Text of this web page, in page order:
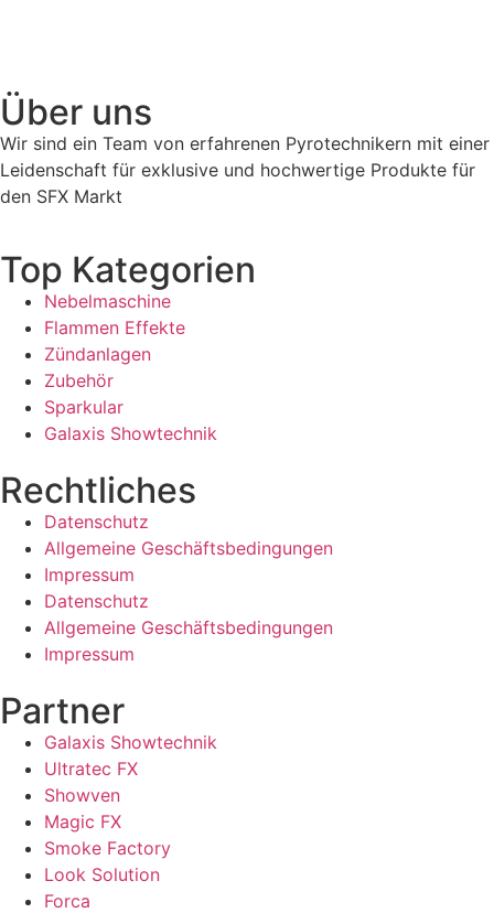
Über uns
Wir sind ein Team von erfahrenen Pyrotechnikern mit einer
Leidenschaft für exklusive und hochwertige Produkte für
den SFX Markt
Top Kategorien
Nebelmaschine
Flammen Effekte
Zündanlagen
Zubehör
Sparkular
Galaxis Showtechnik
Rechtliches
Datenschutz
Allgemeine Geschäftsbedingungen
Impressum
Datenschutz
Allgemeine Geschäftsbedingungen
Impressum
Partner
Galaxis Showtechnik
Ultratec FX
Showven
Magic FX
Smoke Factory
Look Solution
Forca